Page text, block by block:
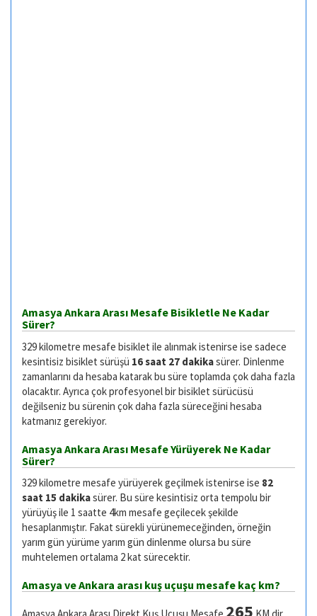
Amasya Ankara Arası Mesafe Bisikletle Ne Kadar
Sürer?
329 kilometre mesafe bisiklet ile alınmak istenirse ise sadece
kesintisiz bisiklet sürüşü 16 saat 27 dakikasürer. Dinlenme
zamanlarını da hesaba katarak bu süre toplamda çok daha fazla
olacaktır. Ayrıca çok profesyonel bir bisiklet sürücüsü
değilseniz bu sürenin çok daha fazla süreceğini hesaba
katmanız gerekiyor.
Amasya Ankara Arası Mesafe Yürüyerek Ne Kadar
Sürer?
329 kilometre mesafe yürüyerek geçilmek istenirse ise 82
saat 15 dakikasürer. Bu süre kesintisiz orta tempolu bir
yürüyüş ile 1 saatte 4km mesafe geçilecek şekilde
hesaplanmıştır. Fakat sürekli yürünemeceğinden, örneğin
yarım gün yürüme yarım gün dinlenme olursa bu süre
muhtelemen ortalama 2 kat sürecektir.
Amasya ve Ankara arası kuş uçuşu mesafe kaç km?
Amasya Ankara Arası Direkt Kuş Uçuşu Mesafe 265 KM dir.